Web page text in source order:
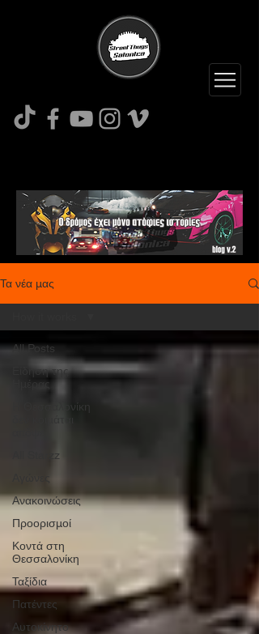
Τα νέα μας
All Posts
Είδηση της
Ημέρας
Η Θεσσαλονίκη
All Starzz
Ανακοινώσεις
Προορισμοί
Κοντά στη
Θεσσαλονίκη
Ταξίδια
Πατέντες
Αυτοκίνητο